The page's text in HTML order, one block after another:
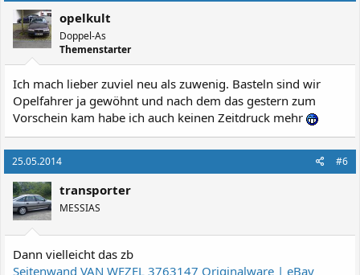
opelkult
Doppel-As
Themenstarter
Ich mach lieber zuviel neu als zuwenig. Basteln sind wir
Opelfahrer ja gewöhnt und nach dem das gestern zum
Vorschein kam habe ich auch keinen Zeitdruck mehr
25.05.2014 #6
transporter
MESSIAS
Dann vielleicht das zb
Seitenwand VAN WEZEL 3763147 Originalware | eBay